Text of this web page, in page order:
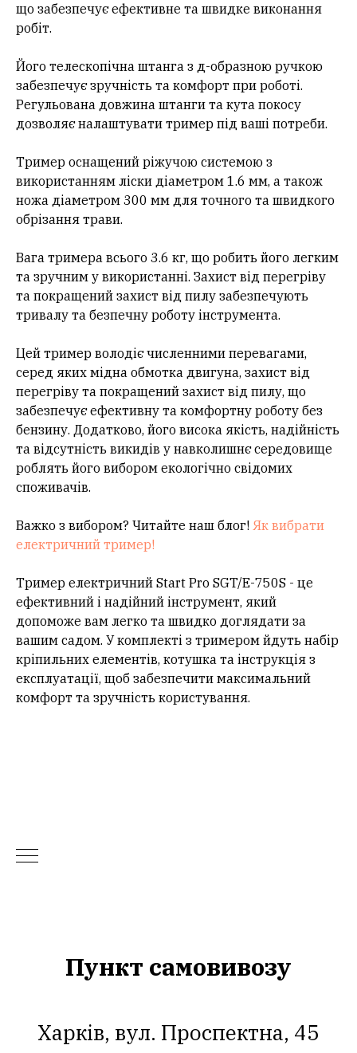
що забезпечує ефективне та швидке виконання
робіт.
Його телескопічна штанга з д-образною ручкою
забезпечує зручність та комфорт при роботі.
Регульована довжина штанги та кута покосу
дозволяє налаштувати тример під ваші потреби.
Тример оснащений ріжучою системою з
використанням ліски діаметром 1.6 мм, а також
ножа діаметром 300 мм для точного та швидкого
обрізання трави.
Вага тримера всього 3.6 кг, що робить його легким
та зручним у використанні. Захист від перегріву
та покращений захист від пилу забезпечують
тривалу та безпечну роботу інструмента.
Цей тример володіє численними перевагами,
серед яких мідна обмотка двигуна, захист від
перегріву та покращений захист від пилу, що
забезпечує ефективну та комфортну роботу без
бензину. Додатково, його висока якість, надійність
та відсутність викидів у навколишнє середовище
роблять його вибором екологічно свідомих
споживачів.
Важко з вибором? Читайте наш блог! Як вибрати
електричний тример!
Тример електричний Start Pro SGT/E-750S - це
ефективний і надійний інструмент, який
допоможе вам легко та швидко доглядати за
вашим садом. У комплекті з тримером йдуть набір
кріпильних елементів, котушка та інструкція з
експлуатації, щоб забезпечити максимальний
комфорт та зручність користування.
Пункт самовивозу
Харків, вул. Проспектна, 45